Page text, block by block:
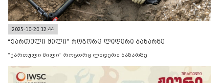
2025-10-20 12:44
“ქართული მილი” როგორც ლიდერი ბაზარზე
“ქართული მილი” როგორც ლიდერი ბაზარზე